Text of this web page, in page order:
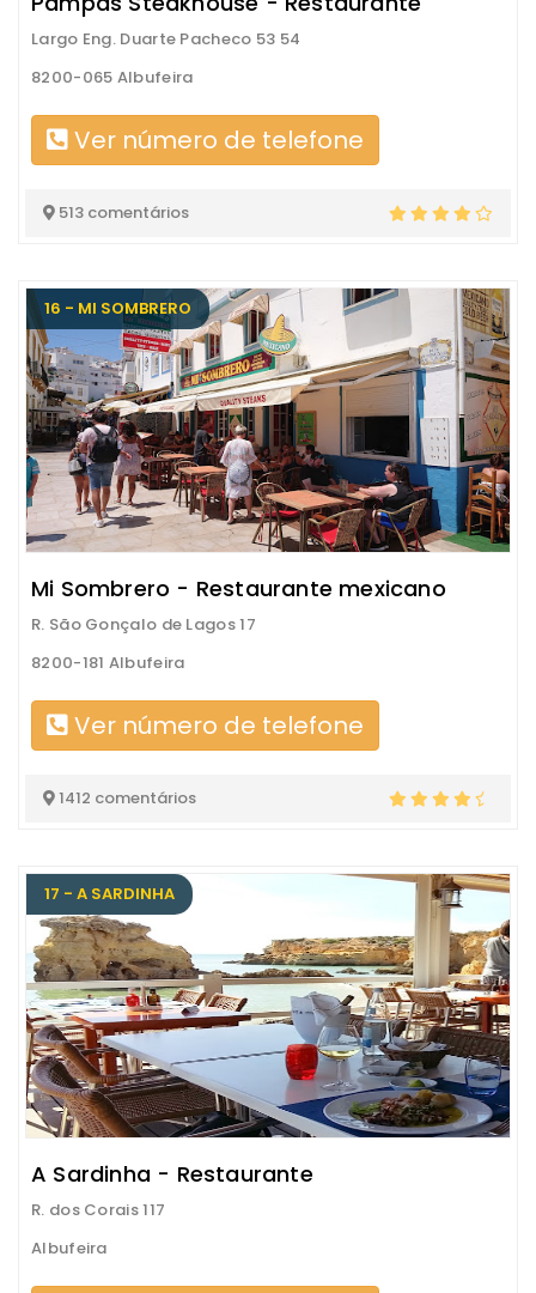
Largo Eng. Duarte Pacheco 53 54
8200-065 Albufeira
Ver número de telefone
513 comentários
16 - MI SOMBRERO
Mi Sombrero - Restaurante mexicano
R. São Gonçalo de Lagos 17
8200-181 Albufeira
Ver número de telefone
1412 comentários
17 - A SARDINHA
A Sardinha - Restaurante
R. dos Corais 117
Albufeira